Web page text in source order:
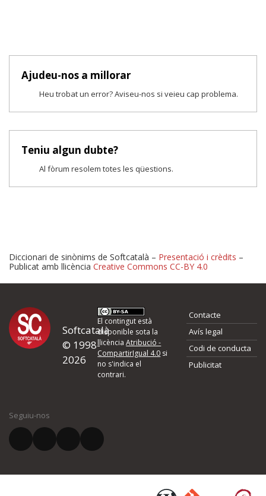
Ajudeu-nos a millorar
Heu trobat un error? Aviseu-nos si veieu cap problema.
Teniu algun dubte?
Al fòrum resolem totes les qüestions.
Proposeu-nos millores o
d'errors
Si heu trobat un error o voleu proposar alguna millora, ompliu els
quina és la millora que proposeu o l'error del qual voleu informar-
El vostre correu electrònic *
Diccionari de sinònims de Softcatalà – Presentació i crèdits –
Publicat amb llicència Creative Commons CC-BY 4.0
Softcatalà
© 1998-
2026
El contingut està
disponible sota la
llicènciaAtribució -
CompartirIgual 4.0 si
no s'indica el
contrari.
Contacte
Avís legal
Codi de conducta
Publicitat
Seguiu-nos